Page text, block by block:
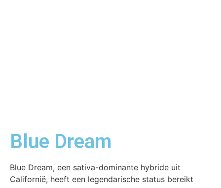
Blue Dream
Blue Dream, een sativa-dominante hybride uit
Californië, heeft een legendarische status bereikt